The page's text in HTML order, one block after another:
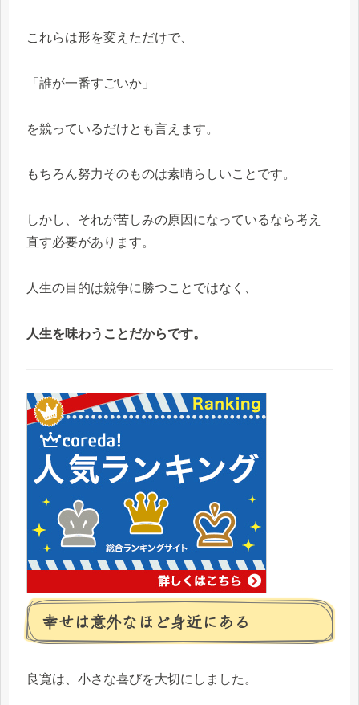
これらは形を変えただけで、
「誰が一番すごいか」
を競っているだけとも言えます。
もちろん努力そのものは素晴らしいことです。
しかし、それが苦しみの原因になっているなら考え
直す必要があります。
人生の目的は競争に勝つことではなく、
人生を味わうことだからです。
幸せは意外なほど身近にある
良寛は、小さな喜びを大切にしました。